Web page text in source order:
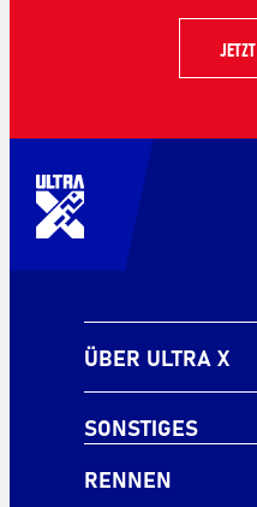
ÜBER ULTRA X
SONSTIGES
RENNEN